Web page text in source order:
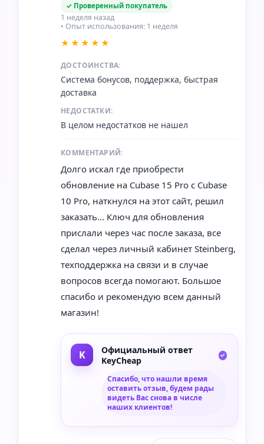
✓ Проверенный покупатель
1 неделя назад
• Опыт использования: 1 неделя
★★★★★
ДОСТОИНСТВА:
Система бонусов, поддержка, быстрая
доставка
НЕДОСТАТКИ:
В целом недостатков не нашел
КОММЕНТАРИЙ:
Долго искал где приобрести
обновление на Cubase 15 Pro с Cubase
10 Pro, наткнулся на этот сайт, решил
заказать... Ключ для обновления
прислали через час после заказа, все
сделал через личный кабинет Steinberg,
техподдержка на связи и в случае
вопросов всегда помогают. Большое
спасибо и рекомендую всем данный
магазин!
Официальный ответ
KeyCheap
Спасибо, что нашли время
оставить отзыв, будем рады
видеть Вас снова в числе
наших клиентов!